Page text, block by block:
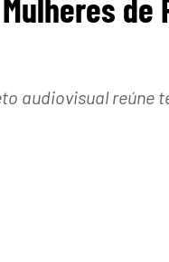
Mulheres de
audiovisual reúne